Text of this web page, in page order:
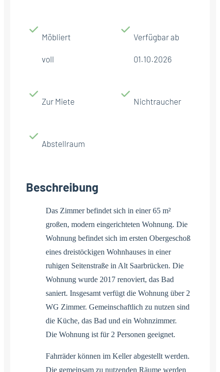
Möbliert
voll
Verfügbar ab
01.10.2026
Zur Miete Nichtraucher
Abstellraum
Beschreibung
Das Zimmer befindet sich in einer 65 m²
großen, modern eingerichteten Wohnung. Die
Wohnung befindet sich im ersten Obergeschoß
eines dreistöckigen Wohnhauses in einer
ruhigen Seitenstraße in Alt Saarbrücken. Die
Wohnung wurde 2017 renoviert, das Bad
saniert. Insgesamt verfügt die Wohnung über 2
WG Zimmer. Gemeinschaftlich zu nutzen sind
die Küche, das Bad und ein Wohnzimmer.
Die Wohnung ist für 2 Personen geeignet.
Fahrräder können im Keller abgestellt werden.
Die gemeinsam zu nutzenden Räume werden